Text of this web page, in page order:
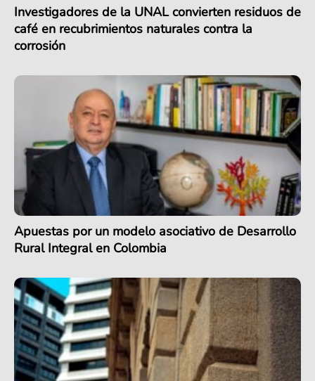
Investigadores de la UNAL convierten residuos de
café en recubrimientos naturales contra la
corrosión
Apuestas por un modelo asociativo de Desarrollo
Rural Integral en Colombia